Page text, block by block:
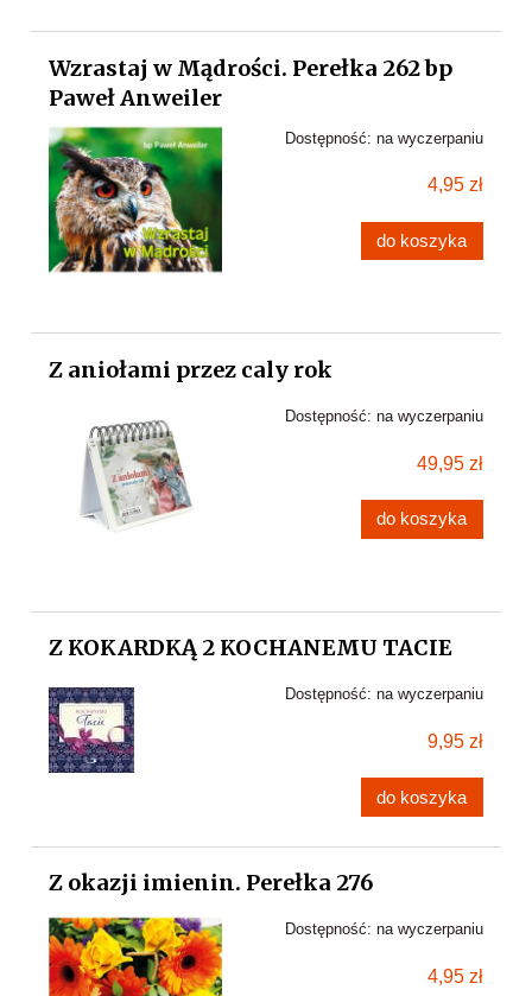
Wzrastaj w Mądrości. Perełka 262 bp
Paweł Anweiler
Dostępność: na wyczerpaniu
4,95 zł
do koszyka
Z aniołami przez caly rok
Dostępność: na wyczerpaniu
49,95 zł
do koszyka
Z KOKARDKĄ 2 KOCHANEMU TACIE
Dostępność: na wyczerpaniu
9,95 zł
do koszyka
Z okazji imienin. Perełka 276
Dostępność: na wyczerpaniu
4,95 zł